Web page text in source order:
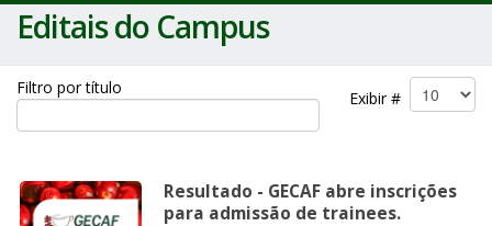
Editais do Campus
Filtro por título
Exibir #
Resultado - GECAF abre inscrições
para admissão de trainees.